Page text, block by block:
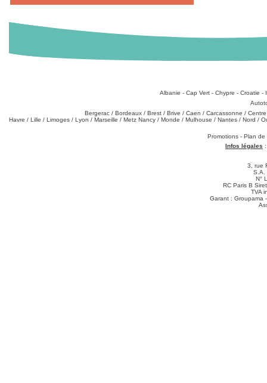
Albanie - Cap Vert- Chypre - Croatie -
Bergerac / Bordeaux / Brest / Brive / Caen / Carcassonne / Centre
Havre / Lille / Limoges / Lyon / Marseille / Metz Nancy / Monde / Mulhouse / Nantes / Nord /
Promotions - Plan
Infos légales
3, rue
S.A.
N°
RC Paris B
TVA
Garant : Groupama